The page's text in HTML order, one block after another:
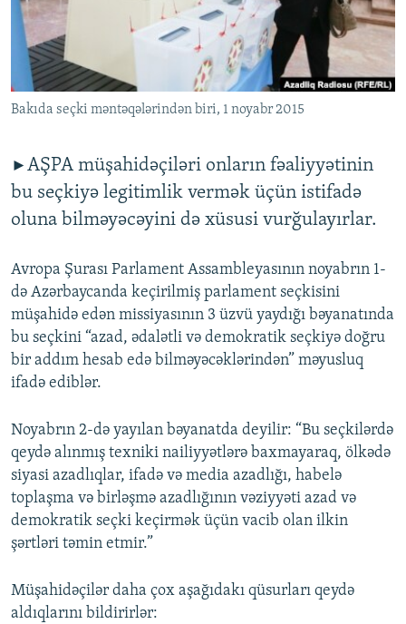
İNFOQRAFIKA
KARIKATURA
AZƏRBAYCAN ƏDƏBIYYATI KITABXANASI
İSLAM VƏ DEMOKRATIYA
İZ - MƏDƏNIYYƏT PROQRAMI
MISSIYAMIZ
PEŞƏ ETIKASI VƏ JURNALISTIKA STANDARTLARIMIZ
MATERIALLARIMIZDAN ISTIFADƏ
AZADLIQRADIOSU MOBIL TELEFONUNUZDA
XƏBƏR BÜLLETENLƏRIMIZ
BIZI IZLƏ
RFE/RL-in bütün saytları
Bakıda seçki məntəqələrindən biri, 1 noyabr 2015
► AŞPA müşahidəçiləri onların fəaliyyətinin
bu seçkiyə legitimlik vermək üçün istifadə
oluna bilməyəcəyini də xüsusi vurğulayırlar.
Avropa Şurası Parlament Assambleyasının noyabrın 1-
də Azərbaycanda keçirilmiş parlament seçkisini
müşahidə edən missiyasının 3 üzvü yaydığı bəyanatında
bu seçkini “azad, ədalətli və demokratik seçkiyə doğru
bir addım hesab edə bilməyəcəklərindən” məyusluq
ifadə ediblər.
Noyabrın 2-də yayılan bəyanatda deyilir: “Bu seçkilərdə
qeydə alınmış texniki nailiyyətlərə baxmayaraq, ölkədə
siyasi azadlıqlar, ifadə və media azadlığı, habelə
toplaşma və birləşmə azadlığının vəziyyəti azad və
demokratik seçki keçirmək üçün vacib olan ilkin
şərtləri təmin etmir.”
Müşahidəçilər daha çox aşağıdakı qüsurları qeydə
aldıqlarını bildirirlər: